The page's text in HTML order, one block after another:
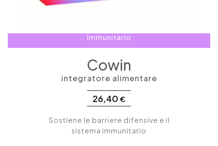
Immunitario
Cowin
integratore alimentare
26,40 €
Sostiene le barriere difensive e il
sistema immunitario